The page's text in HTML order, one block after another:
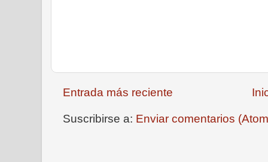
Entrada más reciente
Suscribirse a: Enviar comentarios